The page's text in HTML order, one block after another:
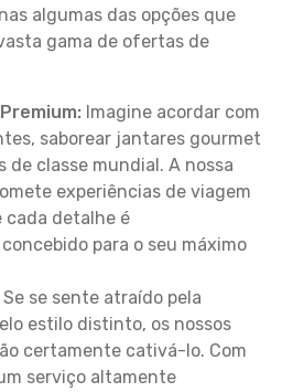
algumas das opções que
gama de ofertas de
Imagine acordar com
saborear jantares gourmet
de classe mundial. A nossa
experiências de viagem
cada detalhe é
para o seu máximo
Se se sente atraído pela
estilo distinto, os nossos
certamente cativá-lo. Com
serviço altamente